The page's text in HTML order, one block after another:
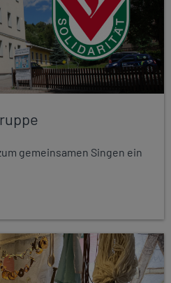
gemeinsamen Singen ein